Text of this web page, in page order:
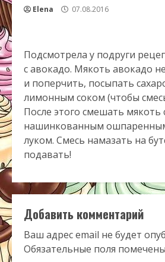
Elena 07.08.2016
Подсмотрела у подруги
с авокадо. Мякоть авокадо
и поперчить, посыпать
лимонным соком (чтобы
После этого смешать мякоть
нашинкованным
луком. Смесь намазать на
подавать!
Добавить комментарий
Ваш адрес email не будет
Обязательные поля помечены